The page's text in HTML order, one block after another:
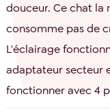
douceur. Ce chat la
consomme pas de
L'éclairage
adaptateur secteur
fonctionner avec 4